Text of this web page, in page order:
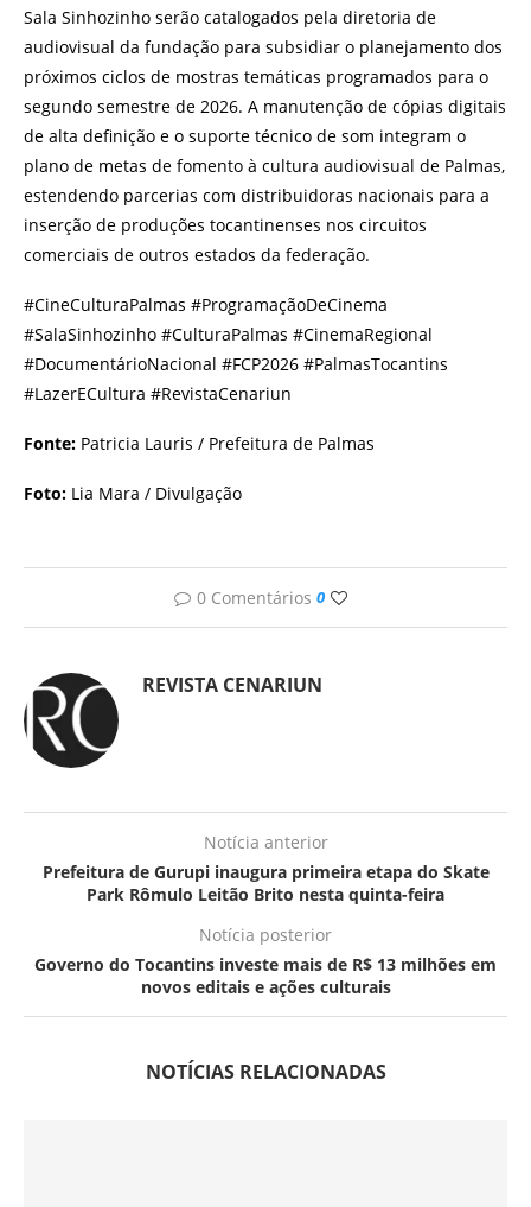
Sala Sinhozinho serão catalogados pela diretoria de
audiovisual da fundação para subsidiar o planejamento dos
próximos ciclos de mostras temáticas programados para o
segundo semestre de 2026. A manutenção de cópias digitais
de alta definição e o suporte técnico de som integram o
plano de metas de fomento à cultura audiovisual de Palmas,
estendendo parcerias com distribuidoras nacionais para a
inserção de produções tocantinenses nos circuitos
comerciais de outros estados da federação.
#CineCulturaPalmas #ProgramaçãoDeCinema
#SalaSinhozinho #CulturaPalmas #CinemaRegional
#DocumentárioNacional #FCP2026 #PalmasTocantins
#LazerECultura #RevistaCenariun
Fonte: Patricia Lauris / Prefeitura de Palmas
Foto: Lia Mara / Divulgação
0 Comentários 0
REVISTA CENARIUN
Notícia anterior
Prefeitura de Gurupi inaugura primeira etapa do Skate
Park Rômulo Leitão Brito nesta quinta-feira
Notícia posterior
Governo do Tocantins investe mais de R$ 13 milhões em
novos editais e ações culturais
NOTÍCIAS RELACIONADAS